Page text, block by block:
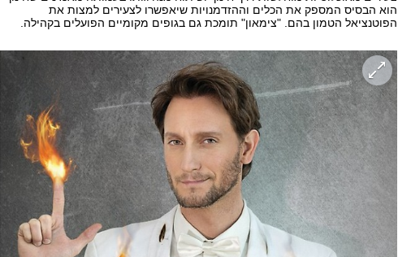
הוא הבסיס המספק את הכלים וההזדמנויות שיאפשרו לצעירים למצות את
הפוטנציאל הטמון בהם. "צימאון" תומכת גם בגופים מקומיים הפועלים בקהילה.